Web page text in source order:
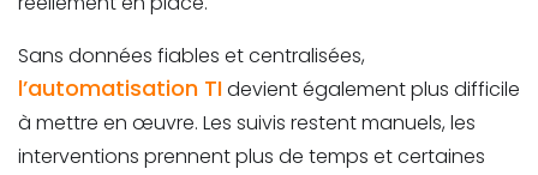
Sans données fiables et centralisées,
l’automatisation TIdevient également plus difficile
à mettre en œuvre. Les suivis restent manuels, les
interventions prennent plus de temps et certaines